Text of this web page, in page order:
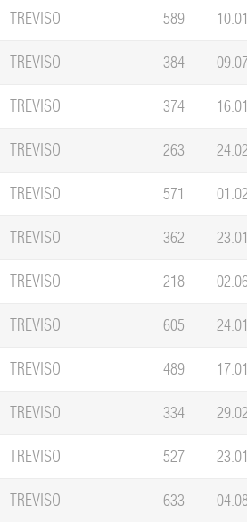
TREVISO 589
TREVISO 384
TREVISO 374
TREVISO 263
TREVISO 571
TREVISO 362
TREVISO 218
TREVISO 605
TREVISO 489
TREVISO 334
TREVISO 527
TREVISO 633